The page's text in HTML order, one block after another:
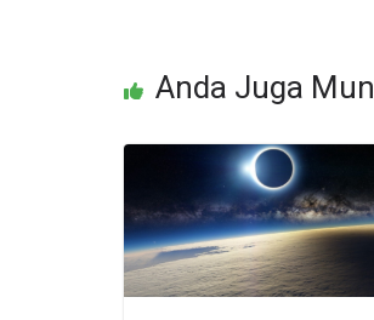
Anda Juga